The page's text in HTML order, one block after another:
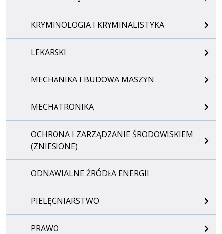
KRYMINOLOGIA I KRYMINALISTYKA
LEKARSKI
MECHANIKA I BUDOWA MASZYN
MECHATRONIKA
OCHRONA I ZARZĄDZANIE ŚRODOWISKIEM
(ZNIESIONE)
ODNAWIALNE ŹRÓDŁA ENERGII
PIELĘGNIARSTWO
PRAWO